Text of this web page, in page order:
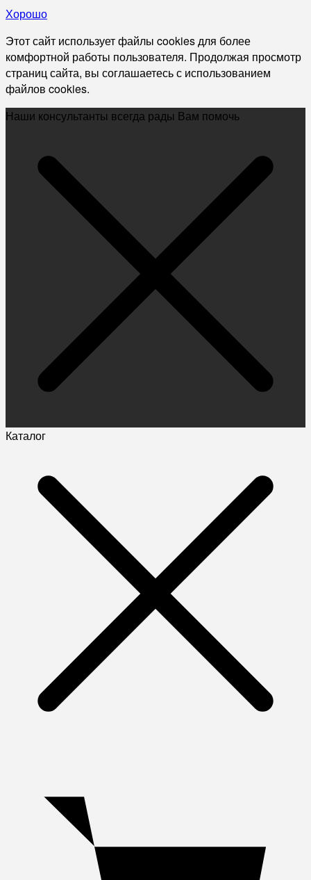
Хорошо
Этот сайт использует файлы cookies для более
комфортной работы пользователя. Продолжая просмотр
страниц сайта, вы соглашаетесь с использованием
файлов cookies.
Наши консультанты всегда рады Вам помочь
Каталог